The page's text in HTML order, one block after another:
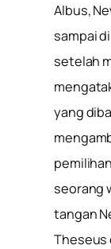
Albus,
sampai
setelah
yang
seorang
tangan
Theseus